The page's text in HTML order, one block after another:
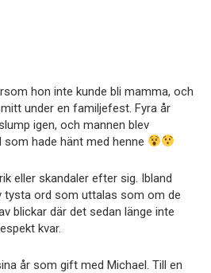
hon inte kunde bli mamma, och
under en familjefest. Fyra år
igen, och mannen blev
hade hänt med henne
eller skandaler efter sig. Ibland
tysta ord som uttalas som om de
blickar där det sedan länge inte
kvar.
år som gift med Michael. Till en